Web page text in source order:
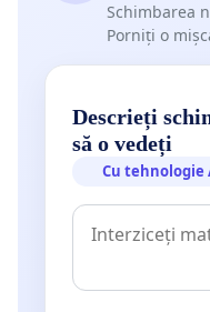
Schimbarea
Porniți o
Descrieți
să o vedeți
Cu tehnologie